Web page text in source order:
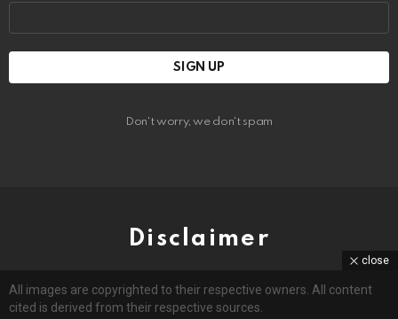
Don't worry, we don't spam
Disclaimer
All images are copyrighted to their respective owners. All content
cited is derived from their respective sources.
close